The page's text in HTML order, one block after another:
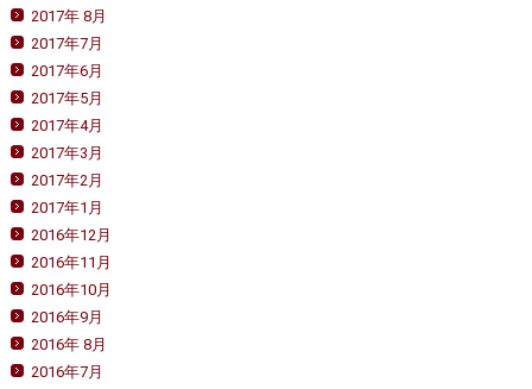
2017年 8月
2017年7月
2017年6月
2017年5月
2017年4月
2017年3月
2017年2月
2017年1月
2016年12月
2016年11月
2016年10月
2016年9月
2016年 8月
2016年7月